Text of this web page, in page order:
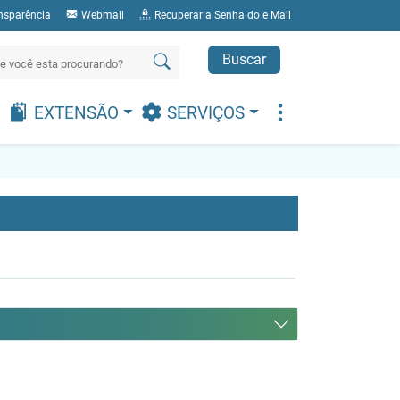
Webmail Recuperar a Senha do e Mail
Buscar
EXTENSÃO SERVIÇOS